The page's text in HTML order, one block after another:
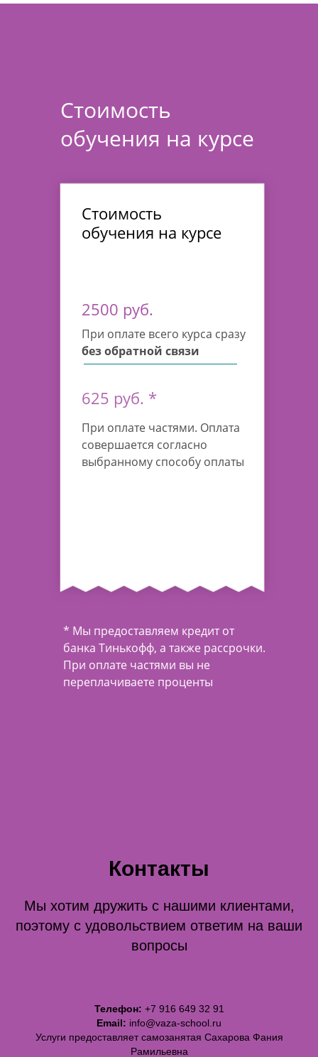
2500 руб.
* Мы предоставляем кредит от
банка Тинькофф, а также рассрочки.
При оплате частями вы не
переплачиваете проценты
Стоимость
обучения на курсе
Стоимость
обучения на курсе
625 руб. *
При оплате частями. Оплата
совершается согласно
выбранному способу оплаты
При оплате всего курса сразу
без обратной связи
Контакты
Мы хотим дружить с нашими клиентами,
поэтому с удовольствием ответим на ваши
вопросы
Телефон: +7 916 649 32 91
Email: info@vaza-school.ru
Услуги предоставляет самозанятая Сахарова Фания
Рамильевна